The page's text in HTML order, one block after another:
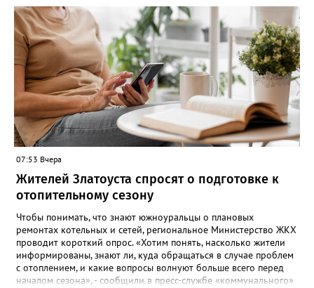
(четверг) и 11 (вторник) августа в 18:00 на той же площади, -
сообщают организаторы. И добавляют: - Репетиции состоятся в
любую погоду! Если не на открытом воздухе, то в большом
зале на 5-ом этаже». Праздники для детей и взрослых в этом
году будут объединены общим названием «Златоустовский
народ, вставай в единый хоровод!».
07:53 Вчера
Жителей Златоуста спросят о подготовке к
отопительному сезону
Чтобы понимать, что знают южноуральцы о плановых
ремонтах котельных и сетей, региональное Министерство ЖКХ
проводит короткий опрос. «Хотим понять, насколько жители
информированы, знают ли, куда обращаться в случае проблем
с отоплением, и какие вопросы волнуют больше всего перед
началом сезона», - сообщили в пресс-службе «коммунального»